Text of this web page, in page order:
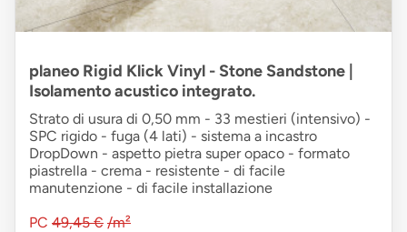
planeo Rigid Klick Vinyl - Stone Sandstone |
Isolamento acustico integrato.
Strato di usura di 0,50 mm - 33 mestieri (intensivo) -
SPC rigido - fuga (4 lati) - sistema a incastro
DropDown - aspetto pietra super opaco - formato
piastrella - crema - resistente - di facile
manutenzione - di facile installazione
PC 49,45 € /m²